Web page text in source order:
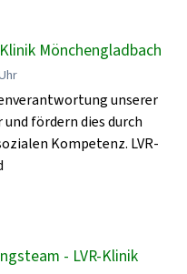
Mönchengladbach
unserer
fördern dies durch
Kompetenz. LVR-
- LVR-Klinik